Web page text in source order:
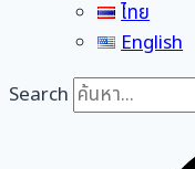
ไทย
English
Search